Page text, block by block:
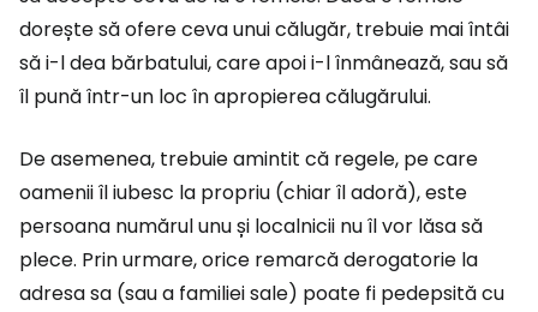
dorește să ofere ceva unui călugăr, trebuie mai întâi
să i-l dea bărbatului, care apoi i-l înmânează, sau să
îl pună într-un loc în apropierea călugărului.
De asemenea, trebuie amintit că regele, pe care
oamenii îl iubesc la propriu (chiar îl adoră), este
persoana numărul unu și localnicii nu îl vor lăsa să
plece. Prin urmare, orice remarcă derogatorie la
adresa sa (sau a familiei sale) poate fi pedepsită cu